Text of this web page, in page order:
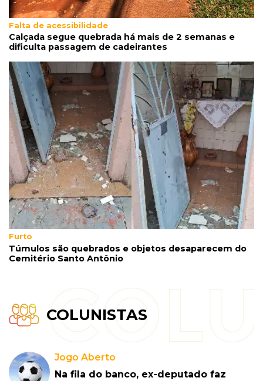
multiplica por 12 receita das exportações
Falta de acessibilidade
Calçada segue quebrada há mais de 2 semanas e
dificulta passagem de cadeirantes
Furto
Túmulos são quebrados e objetos desaparecem do
Cemitério Santo Antônio
COLUNISTAS
Jogo Aberto
Na fila do banco, ex-deputado faz